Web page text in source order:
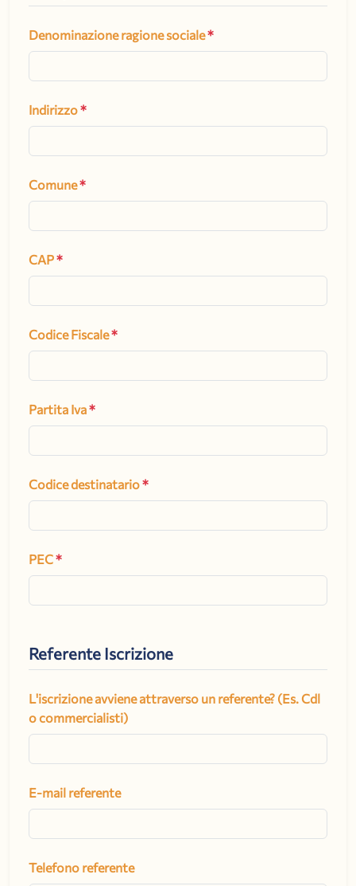
Denominazione ragione sociale*
Indirizzo*
Comune*
CAP*
Codice Fiscale*
Partita Iva*
Codice destinatario*
PEC*
Referente Iscrizione
L'iscrizione avviene attraverso un referente? (Es. Cdl
o commercialisti)
E-mail referente
Telefono referente